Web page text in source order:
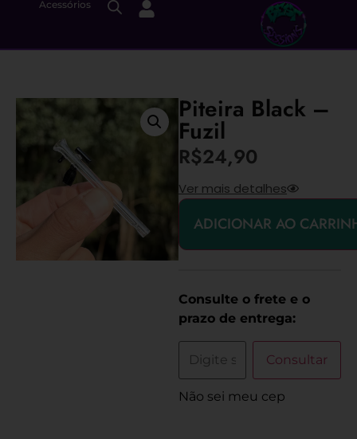
Acessórios
Piteira Black –
Fuzil
R$24,90
Ver mais detalhes
ADICIONAR AO
Consulte o frete e o
prazo de entrega:
Consultar
Não sei meu cep